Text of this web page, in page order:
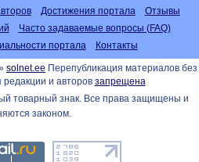
Достижения портала
Отзывы
Часто задаваемые вопросы (FAQ)
портала
Контакты
solnet.ee Перепубликация материалов без
редакции и авторов запрещена
товарный знак. Все права защищены и
законом.